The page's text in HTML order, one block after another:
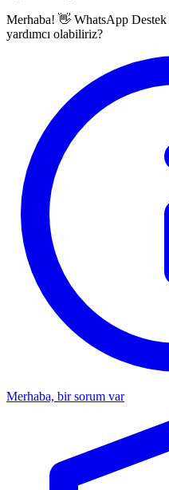
Merhaba! 👋 WhatsApp Destek
yardımcı olabiliriz?
Merhaba, bir sorum var